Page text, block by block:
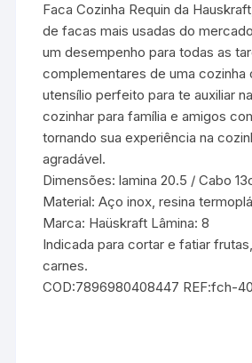
Faca Cozinha Requin da
de facas mais usadas do
um desempenho para todas as
complementares de uma cozinha
utensílio perfeito para te auxiliar
cozinhar para família e amigos
tornando sua experiência na
agradável.
Dimensões: lamina 20.5 / Cabo
Material: Aço inox, resina
Marca: Haüskraft Lâmina: 8
Indicada para cortar e fatiar
carnes.
COD:7896980408447 REF:fch-